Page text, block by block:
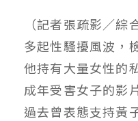
（記者張疏影／綜
多起性騷擾風波，
他持有大量女性的
成年受害女子的影
過去曾表態支持黃